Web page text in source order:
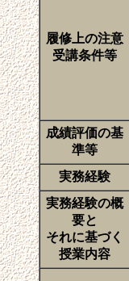
履修上の注意
受講条件等
成績評価の基
準等
実務経験
実務経験の概
要と
それに基づく
授業内容